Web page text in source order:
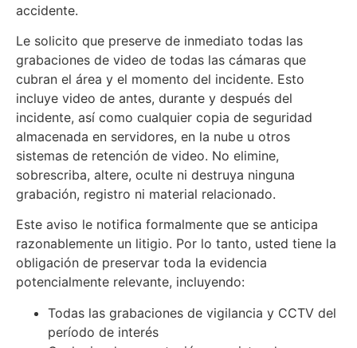
accidente.
Le solicito que preserve de inmediato todas las
grabaciones de video de todas las cámaras que
cubran el área y el momento del incidente. Esto
incluye video de antes, durante y después del
incidente, así como cualquier copia de seguridad
almacenada en servidores, en la nube u otros
sistemas de retención de video. No elimine,
sobrescriba, altere, oculte ni destruya ninguna
grabación, registro ni material relacionado.
Este aviso le notifica formalmente que se anticipa
razonablemente un litigio. Por lo tanto, usted tiene la
obligación de preservar toda la evidencia
potencialmente relevante, incluyendo:
Todas las grabaciones de vigilancia y CCTV del
período de interés